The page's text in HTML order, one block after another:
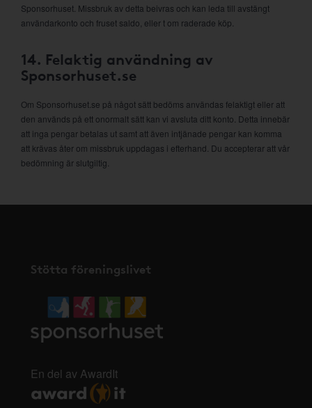
Sponsorhuset. Missbruk av detta beivras och kan leda till avstängt
användarkonto och fruset saldo, eller t om raderade köp.
14. Felaktig användning av
Sponsorhuset.se
Om Sponsorhuset.se på något sätt bedöms användas felaktigt eller att
den används på ett onormalt sätt kan vi avsluta ditt konto. Detta innebär
att inga pengar betalas ut samt att även intjänade pengar kan komma
att krävas åter om missbruk uppdagas i efterhand. Du accepterar att vår
bedömning är slutgiltig.
Stötta föreningslivet
En del av AwardIt